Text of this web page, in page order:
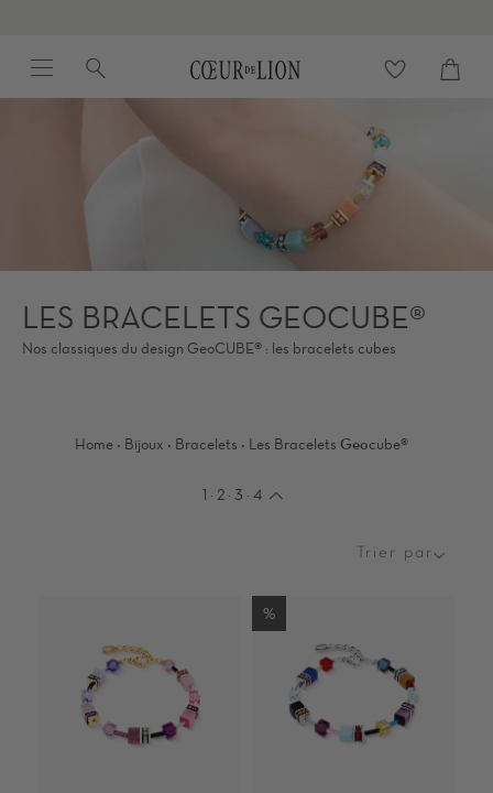
LES BRACELETS GEOCUBE®
Nos classiques du design GeoCUBE® : les bracelets cubes
Home · Bijoux · Bracelets · Les Bracelets GeoCube®
1 · 2 · 3 · 4
Trier
Trier par
%